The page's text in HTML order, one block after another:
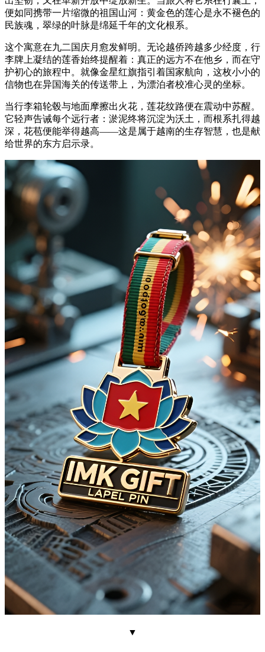
便如同携带一片缩微的祖国山河：黄金色的莲心是永不褪色的
民族魂，翠绿的叶脉是绵延千年的文化根系。
这个寓意在九二国庆月愈发鲜明。无论越侨跨越多少经度，行
李牌上凝结的莲香始终提醒着：真正的远方不在他乡，而在守
护初心的旅程中。就像金星红旗指引着国家航向，这枚小小的
信物也在异国海关的传送带上，为漂泊者校准心灵的坐标。
当行李箱轮毂与地面摩擦出火花，莲花纹路便在震动中苏醒。
它轻声告诫每个远行者：淤泥终将沉淀为沃土，而根系扎得越
深，花苞便能举得越高——这是属于越南的生存智慧，也是献
给世界的东方启示录。
▼